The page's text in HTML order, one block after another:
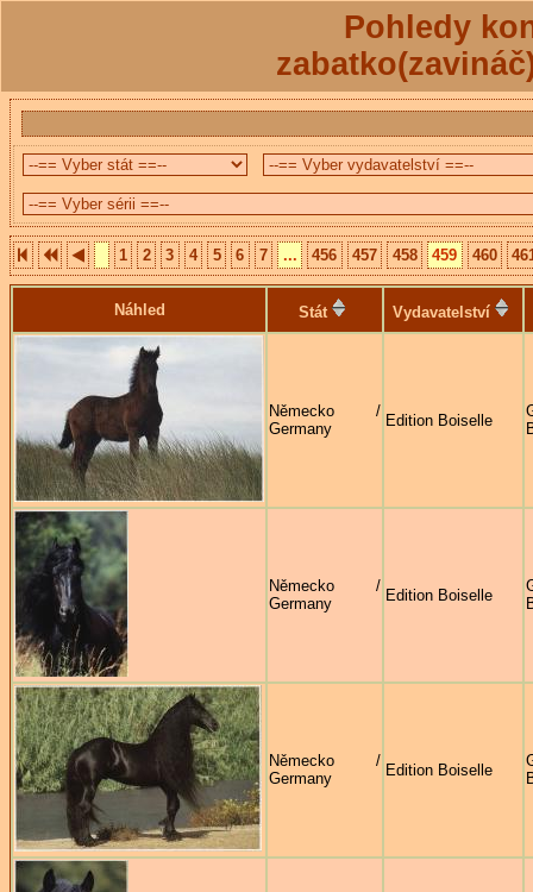
Pohledy
1 2 3 4 5 6 7 ... 456 457 458 459 460
Náhled Stát Vydavatelství
Německo /
Germany
Edition Boiselle
Německo /
Germany
Edition Boiselle
Německo /
Germany
Edition Boiselle